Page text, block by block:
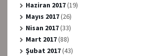
Haziran 2017(19)
Mayıs 2017(26)
Nisan 2017(33)
Mart 2017(88)
Şubat 2017(43)